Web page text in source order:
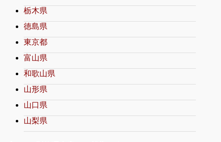
栃木県
徳島県
東京都
富山県
和歌山県
山形県
山口県
山梨県